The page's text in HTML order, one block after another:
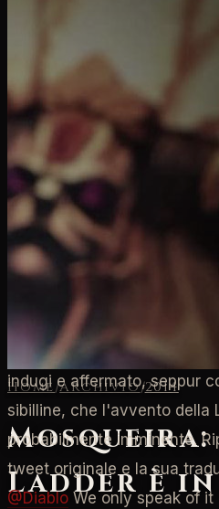
Home/Archivio/2014
Ladder è in
Dopo iltweet
Diablo 3 Josh Mosqueira ha
indugi e affermato, seppur
sibilline, che l'avvento della
probabilmente imminente.
tweet originale e la sua
@Diablo We only speak of it